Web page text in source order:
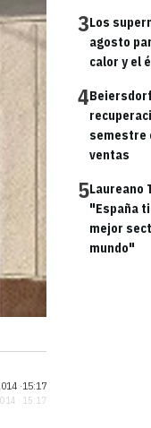
3Los
agosto
calor y el
4
semestre
ventas
5Laureano
"España
mejor
mundo"
·15:17
· 15:17